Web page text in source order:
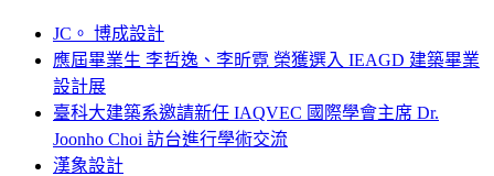
JC。 博成設計
應屆畢業生 李哲逸、李昕霓 榮獲選入 IEAGD 建築畢業
設計展
臺科大建築系邀請新任 IAQVEC 國際學會主席 Dr.
Joonho Choi 訪台進行學術交流
漢象設計